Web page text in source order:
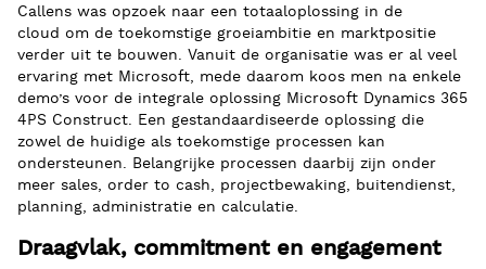
Callens was opzoek naar een totaaloplossing in de
cloud om de toekomstige groeiambitie en marktpositie
verder uit te bouwen. Vanuit de organisatie was er al veel
ervaring met Microsoft, mede daarom koos men na enkele
demo’s voor de integrale oplossing Microsoft Dynamics 365
4PS Construct. Een gestandaardiseerde oplossing die
zowel de huidige als toekomstige processen kan
ondersteunen. Belangrijke processen daarbij zijn onder
meer sales, order to cash, projectbewaking, buitendienst,
planning, administratie en calculatie.
Draagvlak, commitment en engagement